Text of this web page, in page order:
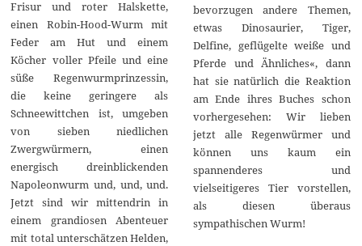
Frisur und roter Halskette,
einen Robin-Hood-Wurm mit
Feder am Hut und einem
Köcher voller Pfeile und eine
süße Regenwurmprinzessin,
die keine geringere als
Schneewittchen ist, umgeben
von sieben niedlichen
Zwergwürmern, einen
energisch dreinblickenden
Napoleonwurm und, und, und.
Jetzt sind wir mittendrin in
einem grandiosen Abenteuer
mit total unterschätzen Helden,
bevorzugen andere Themen,
etwas Dinosaurier, Tiger,
Delfine, geflügelte weiße und
Pferde und Ähnliches«, dann
hat sie natürlich die Reaktion
am Ende ihres Buches schon
vorhergesehen: Wir lieben
jetzt alle Regenwürmer und
können uns kaum ein
spannenderes und
vielseitigeres Tier vorstellen,
als diesen überaus
sympathischen Wurm!